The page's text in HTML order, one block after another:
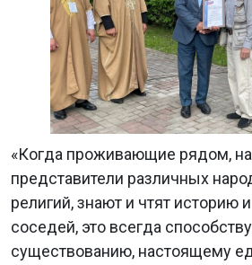
«Когда проживающие рядом,
представители различных
религий, знают и чтят историю
соседей, это всегда
существованию, настоящему